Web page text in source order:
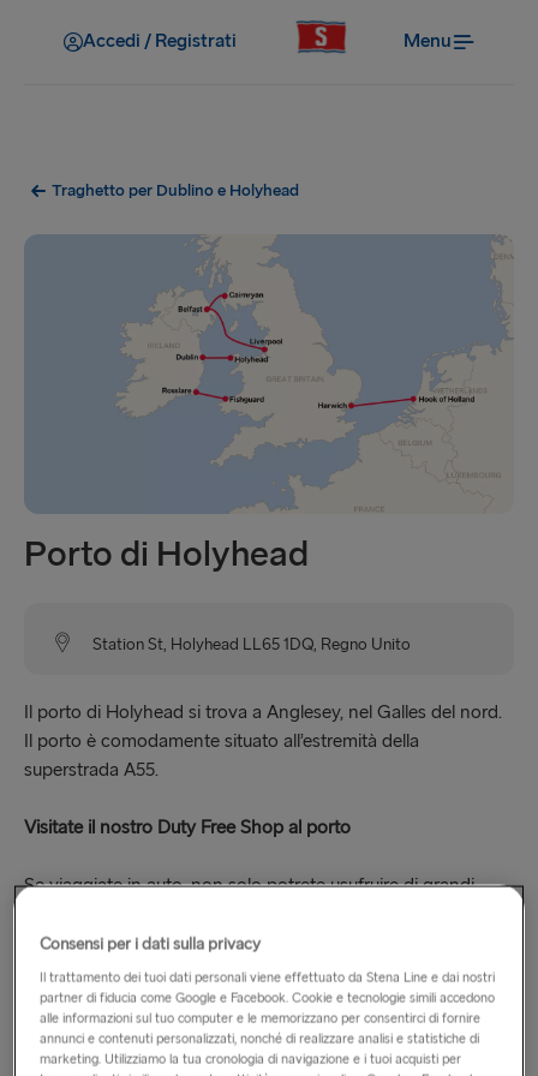
Accedi / Registrati Menu
Traghetto per Dublino e Holyhead
Porto di Holyhead
Station St, Holyhead LL65 1DQ, Regno Unito
Il porto di Holyhead si trova a Anglesey, nel Galles del nord.
Il porto è comodamente situato all’estremità della
superstrada A55.
Visitate il nostro Duty Free Shop al porto
Se viaggiate in auto, non solo potrete usufruire di grandi
nostriDuty Free Shop portuali
Fishguard e Harwich è possibile trovare offerte speciali ed
esclusive di prodotti.
Vi basterà parcheggiare l’auto, acquistare la franchigia Duty
Consensi per i dati sulla privacy
Il trattamento dei tuoi dati personali viene effettuato da Stena Line e dai nostri
partner di fiducia come Google e Facebook. Cookie e tecnologie simili accedono
alle informazioni sul tuo computer e le memorizzano per consentirci di fornire
annunci e contenuti personalizzati, nonché di realizzare analisi e statistiche di
marketing. Utilizziamo la tua cronologia di navigazione e i tuoi acquisti per